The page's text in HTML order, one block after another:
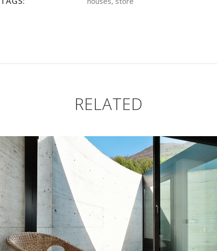
RELATED